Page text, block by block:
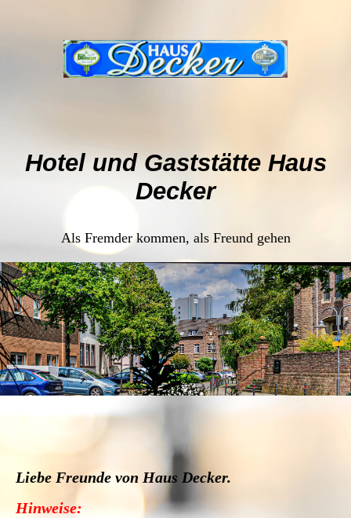
Hotel und Gaststätte Haus
Decker
Als Fremder kommen, als Freund gehen
Liebe Freunde von Haus Decker.
Hinweise: